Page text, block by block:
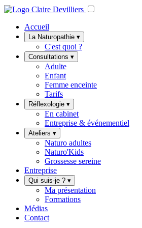
Accueil
La Naturopathie ▾
C'est quoi ?
Consultations ▾
Adulte
Enfant
Femme enceinte
Tarifs
Réflexologie ▾
En cabinet
Entreprise & événementiel
Ateliers ▾
Naturo adultes
Naturo'Kids
Grossesse sereine
Entreprise
Qui suis-je ? ▾
Ma présentation
Formations
Médias
Contact